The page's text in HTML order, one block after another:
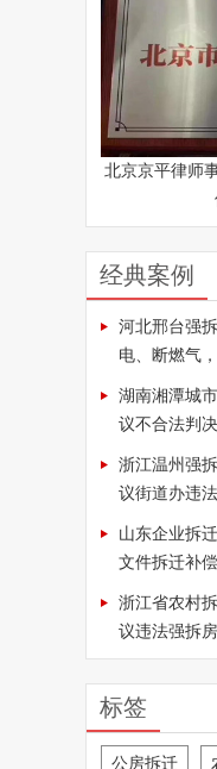
北京京平律师
经典案例
河北邢台强
电、断燃气
湖南湘潭城
议不合法判
浙江温州强
议街道办违
山东企业拆
文件拆迁补
浙江省农村
议违法强拆
标签
公房拆迁